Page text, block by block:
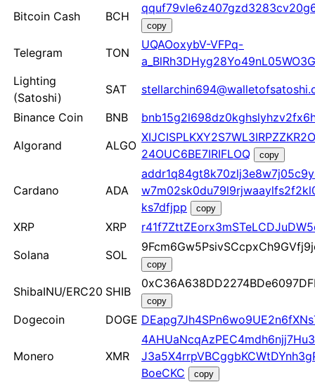
Bitcoin Cash
BCH
copy
Telegram TON
UQAOoxybV-VFPq-
Lighting
(Satoshi)
SAT
Binance Coin
BNB
Algorand
ALGO
24OUC6BE7IRIFLOQ
copy
Cardano ADA
ks7dfjpp
copy
XRP XRP
Solana
SOL
copy
ShibaINU/ERC20 SHIB
copy
Dogecoin DOGE
Monero XMR
BoeCKC
copy